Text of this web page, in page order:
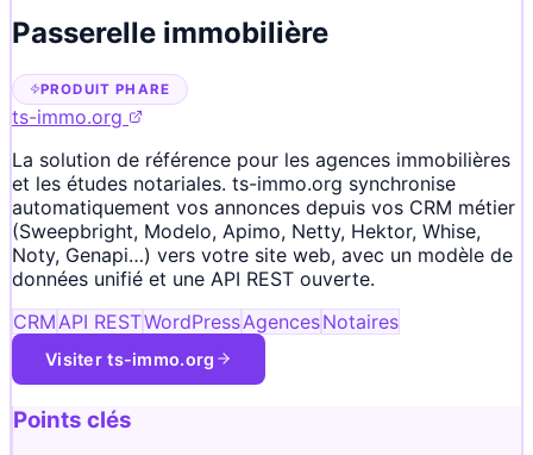
Passerelle immobilière
PRODUIT PHARE
ts-immo.org
La solution de référence pour les agences immobilières
et les études notariales. ts-immo.org synchronise
automatiquement vos annonces depuis vos CRM métier
(Sweepbright, Modelo, Apimo, Netty, Hektor, Whise,
Noty, Genapi…) vers votre site web, avec un modèle de
données unifié et une API REST ouverte.
CRM API RESTWordPressAgencesNotaires
Visiter ts-immo.org
Points clés